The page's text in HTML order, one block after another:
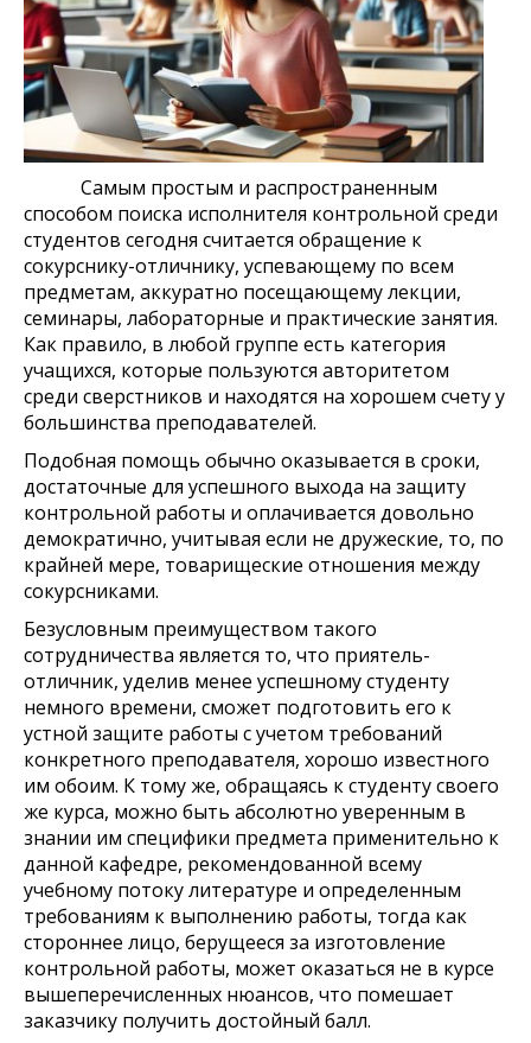
Самым простым и распространенным
способом поиска исполнителя контрольной среди
студентов сегодня считается обращение к
сокурснику-отличнику, успевающему по всем
предметам, аккуратно посещающему лекции,
семинары, лабораторные и практические занятия.
Как правило, в любой группе есть категория
учащихся, которые пользуются авторитетом
среди сверстников и находятся на хорошем счету у
большинства преподавателей.
Подобная помощь обычно оказывается в сроки,
достаточные для успешного выхода на защиту
контрольной работы и оплачивается довольно
демократично, учитывая если не дружеские, то, по
крайней мере, товарищеские отношения между
сокурсниками.
Безусловным преимуществом такого
сотрудничества является то, что приятель-
отличник, уделив менее успешному студенту
немного времени, сможет подготовить его к
устной защите работы с учетом требований
конкретного преподавателя, хорошо известного
им обоим. К тому же, обращаясь к студенту своего
же курса, можно быть абсолютно уверенным в
знании им специфики предмета применительно к
данной кафедре, рекомендованной всему
учебному потоку литературе и определенным
требованиям к выполнению работы, тогда как
стороннее лицо, берущееся за изготовление
контрольной работы, может оказаться не в курсе
вышеперечисленных нюансов, что помешает
заказчику получить достойный балл.